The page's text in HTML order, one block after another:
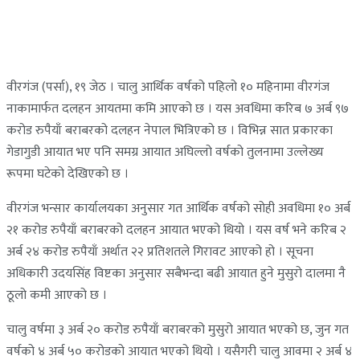
वीरगंज (पर्सा), १९ जेठ । चालु आर्थिक वर्षको पहिलो १० महिनामा वीरगंज
नाकामार्फत दलहन आयतमा कमि आएको छ । यस अवधिमा करिब ७ अर्ब ९७
करोड रुपैयाँ बराबरको दलहन नेपाल भित्रिएको छ । विभिन्न सात प्रकारका
गेडागुडी आयात भए पनि समग्र आयात अघिल्लो वर्षको तुलनामा उल्लेख्य
रूपमा घटेको देखिएको छ ।
वीरगंज भन्सार कार्यालयका अनुसार गत आर्थिक वर्षको सोही अवधिमा १० अर्ब
२१ करोड रुपैयाँ बराबरको दलहन आयात भएको थियो । यस वर्ष भने करिब २
अर्ब २४ करोड रुपैयाँ अर्थात २२ प्रतिशतले गिरावट आएको हो । सूचना
अधिकारी उदयसिंह विष्टका अनुसार सबैभन्दा बढी आयात हुने मुसुरो दालमा नै
ठूलो कमी आएको छ ।
चालु वर्षमा ३ अर्ब २० करोड रुपैयाँ बराबरको मुसुरो आयात भएको छ, जुन गत
वर्षको ४ अर्ब ५० करोडको आयात भएको थियो । यसैगरी चालु आवमा २ अर्ब ४